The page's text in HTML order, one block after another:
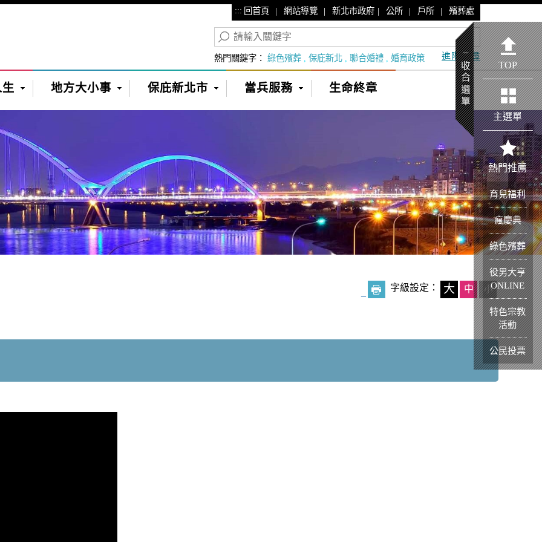
::: 回首頁 | 網站導覽 | 新北市政府 | 公所 | 戶所 | 殯葬處
熱門關鍵字： 綠色殯葬 保庇新北 聯合婚禮 婚育政策 進階搜尋
地方大小事 保庇新北市 當兵服務 生命終章
字級設定： 大 中 小
TOP
主選單
熱門推薦
育兒福利
瘋慶典
綠色殯葬
役男大亨
ONLINE
特色宗教
活動
公民投票